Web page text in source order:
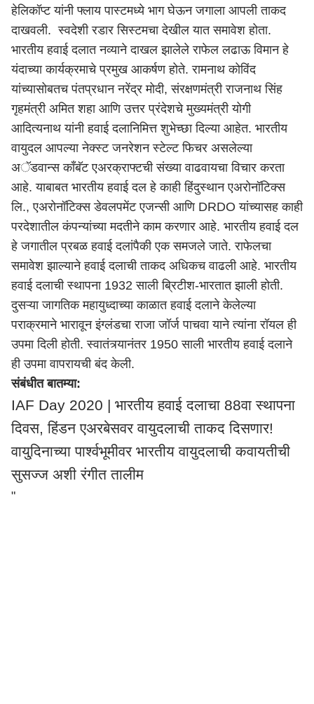
हेलिकॉप्ट यांनी फ्लाय पास्टमध्ये भाग घेऊन जगाला आपली ताकद
दाखवली. स्वदेशी रडार सिस्टमचा देखील यात समावेश होता.
भारतीय हवाई दलात नव्याने दाखल झालेले राफेल लढाऊ विमान हे
यंदाच्या कार्यक्रमाचे प्रमुख आकर्षण होते. रामनाथ कोविंद
यांच्यासोबतच पंतप्रधान नरेंद्र मोदी, संरक्षणमंत्री राजनाथ सिंह
गृहमंत्री अमित शहा आणि उत्तर प्रंदेशचे मुख्यमंत्री योगी
आदित्यनाथ यांनी हवाई दलानिमित्त शुभेच्छा दिल्या आहेत. भारतीय
वायुदल आपल्या नेक्स्ट जनरेशन स्टेल्ट फिचर असलेल्या
अॅडवान्स कॉंबॅट एअरक्राफ्टची संख्या वाढवायचा विचार करता
आहे. याबाबत भारतीय हवाई दल हे काही हिंदुस्थान एअरोनॉटिक्स
लि., एअरोनॉटिक्स डेवलपमेंट एजन्सी आणि DRDO यांच्यासह काही
परदेशातील कंपन्यांच्या मदतीने काम करणार आहे. भारतीय हवाई दल
हे जगातील प्रबळ हवाई दलांपैकी एक समजले जाते. राफेलचा
समावेश झाल्याने हवाई दलाची ताकद अधिकच वाढली आहे. भारतीय
हवाई दलाची स्थापना 1932 साली ब्रिटीश-भारतात झाली होती.
दुसऱ्या जागतिक महायुध्दाच्या काळात हवाई दलाने केलेल्या
पराक्रमाने भारावून इंग्लंडचा राजा जॉर्ज पाचवा याने त्यांना रॉयल ही
उपमा दिली होती. स्वातंत्र्यानंतर 1950 साली भारतीय हवाई दलाने
ही उपमा वापरायची बंद केली.
संबंधीत बातम्या:
IAF Day 2020 | भारतीय हवाई दलाचा 88वा स्थापना
दिवस, हिंडन एअरबेसवर वायुदलाची ताकद दिसणार!
वायु्दिनाच्या पार्श्वभूमीवर भारतीय वायुदलाची कवायतीची
सुसज्ज अशी रंगीत तालीम
"